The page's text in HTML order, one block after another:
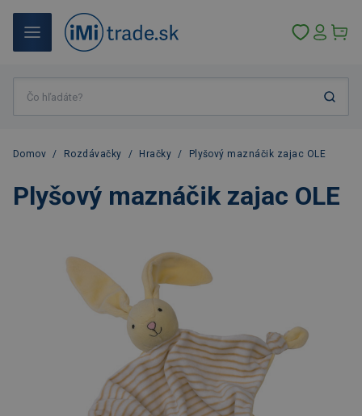
Domov / Rozdávačky / Hračky / Plyšový maznáčik zajac OLE
Plyšový maznáčik zajac OLE